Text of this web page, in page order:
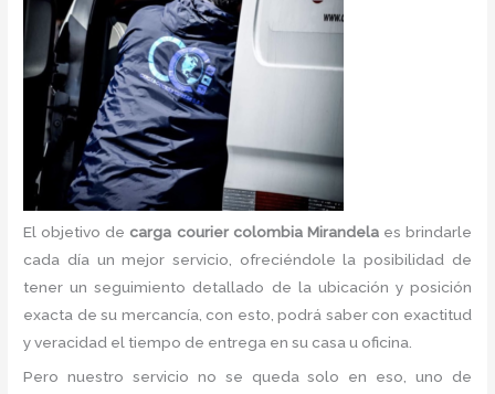
El objetivo de carga courier colombia Mirandelaes brindarle
cada día un mejor servicio, ofreciéndole la posibilidad de
tener un seguimiento detallado de la ubicación y posición
exacta de su mercancía, con esto, podrá saber con exactitud
y veracidad el tiempo de entrega en su casa u oficina.
Pero nuestro servicio no se queda solo en eso, uno de